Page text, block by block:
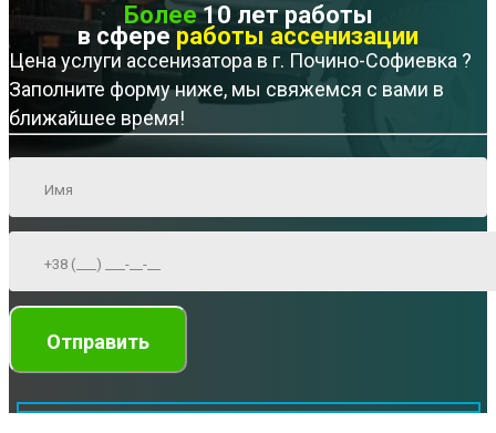
Более10 лет работы
в сфере работы ассенизации
Цена услуги ассенизатора в г. Почино-Софиевка ?
Заполните форму ниже, мы свяжемся с вами в
ближайшее время!